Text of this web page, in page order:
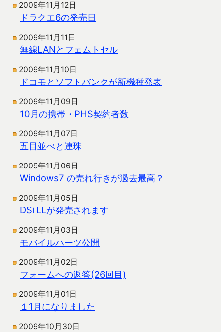
2009年11月12日
ドラクエ6の発売日
2009年11月11日
無線LANとフェムトセル
2009年11月10日
ドコモとソフトバンクが新機種発表
2009年11月09日
10月の携帯・PHS契約者数
2009年11月07日
五目並べと連珠
2009年11月06日
Windows7 の売れ行きが過去最高？
2009年11月05日
DSi LLが発売されます
2009年11月03日
モバイルハーツ公開
2009年11月02日
フォームへの返答(26回目)
2009年11月01日
１1月になりました
2009年10月30日